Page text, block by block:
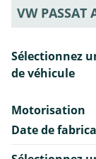
VW PASSAT
Sélectionnez
de véhicule
Motorisation
Date de